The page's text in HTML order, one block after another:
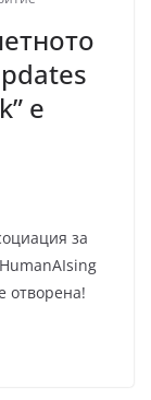
е
за
отворена!